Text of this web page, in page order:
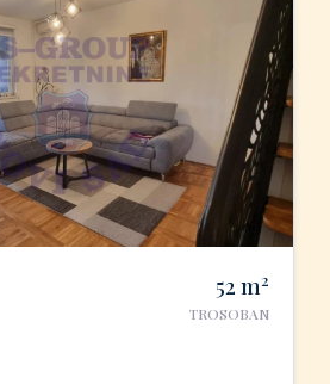
52 m2
TROSOBAN